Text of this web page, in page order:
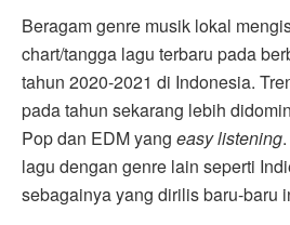
Beragam genre musik lokal
chart/tangga lagu terbaru pada
tahun 2020-2021 di Indonesia.
pada tahun sekarang lebih
Pop dan EDM yang easy listening
lagu dengan genre lain seperti
sebagainya yang dirilis baru-baru